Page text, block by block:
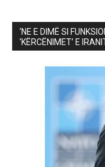
‘NE E DIMË SI
‘KËRCËNIMET’ E